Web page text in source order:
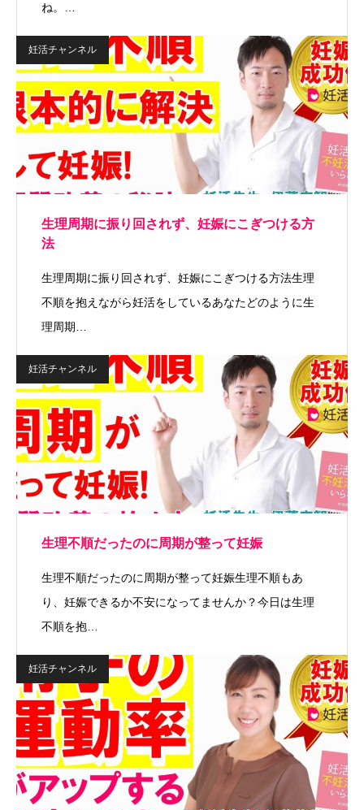
ね。…
妊活チャンネル
生理周期に振り回されず、妊娠にこぎつける方
法
生理周期に振り回されず、妊娠にこぎつける方法生理
不順を抱えながら妊活をしているあなたどのように生
理周期…
妊活チャンネル
生理不順だったのに周期が整って妊娠
生理不順だったのに周期が整って妊娠生理不順もあ
り、妊娠できるか不安になってませんか？今日は生理
不順を抱…
妊活チャンネル